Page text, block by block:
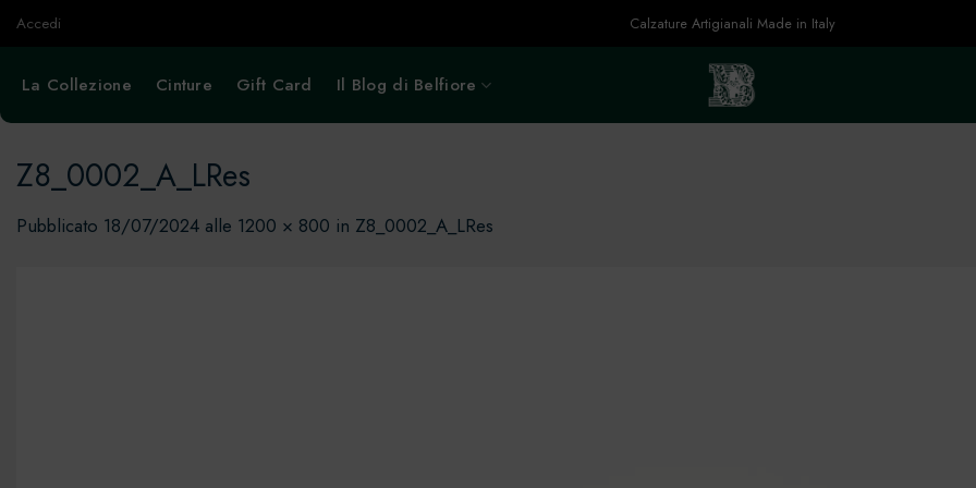
SaltaAccedi Calzature Artigianali Made in Italy
La Collezione Cinture Gift Card Il Blog di Belfiore
Z8_0002_A_LRes
Pubblicato 18/07/2024 alle 1200 × 800 in Z8_0002_A_LRes